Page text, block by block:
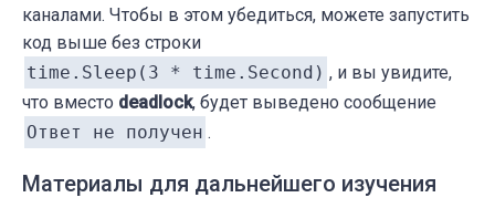
select {
case response := <-ch1:
		fmt.Println(
"Ответ от
case response := <-ch2:
		fmt.Println(
default:
		fmt.Println(
"Ответ не
каналами. Чтобы в этом убедиться, можете запустить
код выше без строки
time.Sleep(3 * time.Second) , и вы увидите,
что вместо deadlock, будет выведено сообщение
Ответ не получен .
Материалы для дальнейшего изучения